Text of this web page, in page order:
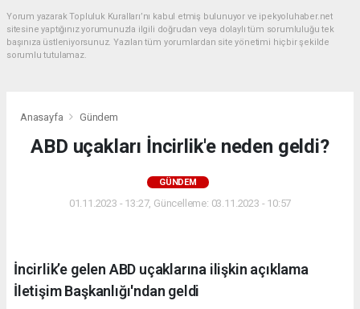
Yorum yazarak Topluluk Kuralları’nı kabul etmiş bulunuyor ve ipekyoluhaber.net
sitesine yaptığınız yorumunuzla ilgili doğrudan veya dolaylı tüm sorumluluğu tek
başınıza üstleniyorsunuz. Yazılan tüm yorumlardan site yönetimi hiçbir şekilde
sorumlu tutulamaz.
Anasayfa Gündem
ABD uçakları İncirlik'e neden geldi?
GÜNDEM
01.11.2023 - 13:27, Güncelleme: 03.11.2023 - 10:57
İncirlik’e gelen ABD uçaklarına ilişkin açıklama
İletişim Başkanlığı'ndan geldi